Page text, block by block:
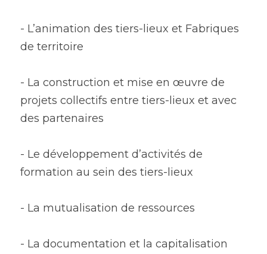
- L’animation des tiers-lieux et Fabriques
de territoire
- La construction et mise en œuvre de
projets collectifs entre tiers-lieux et avec
des partenaires
- Le développement d’activités de
formation au sein des tiers-lieux
- La mutualisation de ressources
- La documentation et la capitalisation